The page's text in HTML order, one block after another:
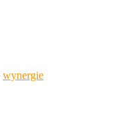
wynergie